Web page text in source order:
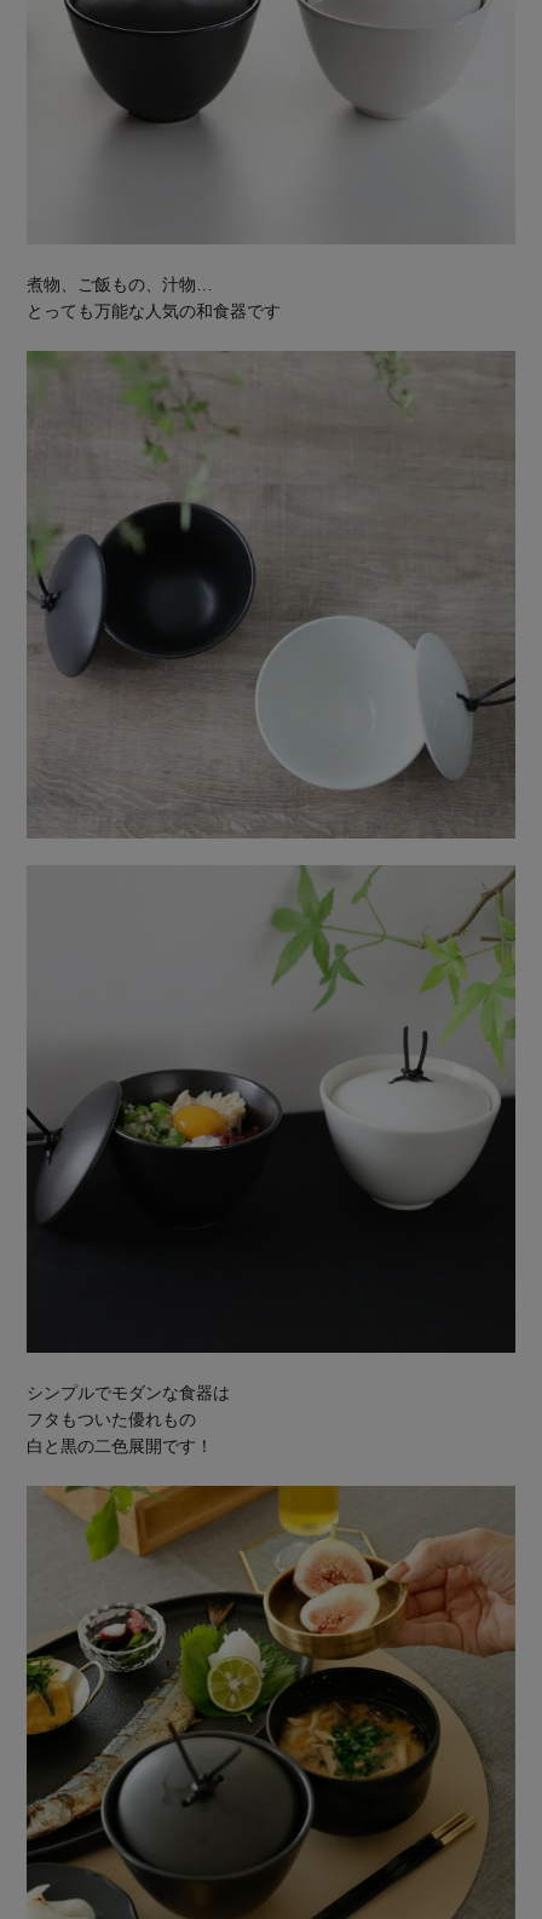
煮物、ご飯もの、汁物…
とっても万能な人気の和食器です
シンプルでモダンな食器は
フタもついた優れもの
白と黒の二色展開です！